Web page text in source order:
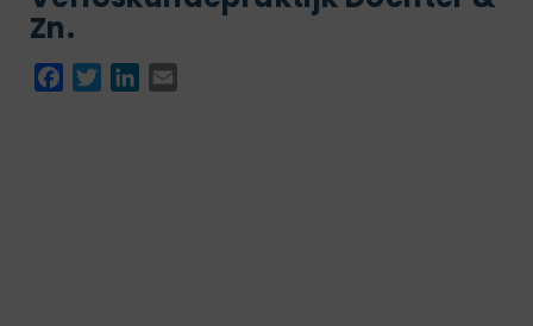
Zn.
Facebook
TwitterLinkedIn